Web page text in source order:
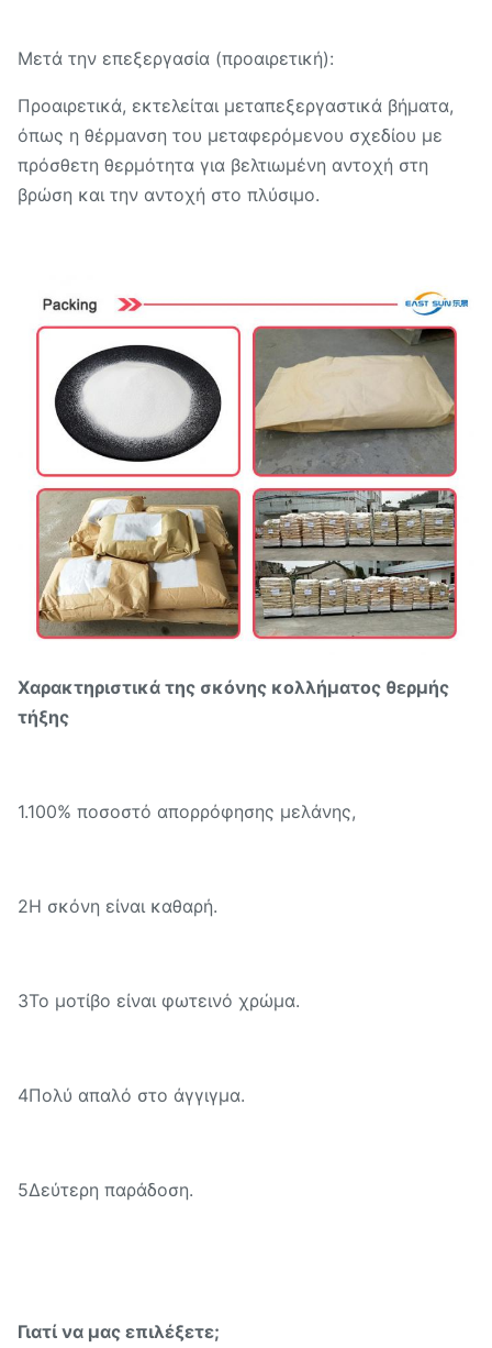
Μετά την επεξεργασία (προαιρετική):
Προαιρετικά, εκτελείται μεταπεξεργαστικά βήματα,
όπως η θέρμανση του μεταφερόμενου σχεδίου με
πρόσθετη θερμότητα για βελτιωμένη αντοχή στη
βρώση και την αντοχή στο πλύσιμο.
Χαρακτηριστικά της σκόνης κολλήματος θερμής
τήξης
1.100% ποσοστό απορρόφησης μελάνης,
2Η σκόνη είναι καθαρή.
3Το μοτίβο είναι φωτεινό χρώμα.
4Πολύ απαλό στο άγγιγμα.
5Δεύτερη παράδοση.
Γιατί να μας επιλέξετε;